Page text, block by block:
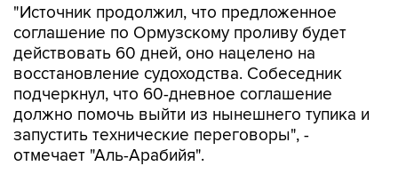
"Источник продолжил, что предложенное
соглашение по Ормузскому проливу будет
действовать 60 дней, оно нацелено на
восстановление судоходства. Собеседник
подчеркнул, что 60-дневное соглашение
должно помочь выйти из нынешнего тупика и
запустить технические переговоры", -
отмечает "Аль-Арабийя".